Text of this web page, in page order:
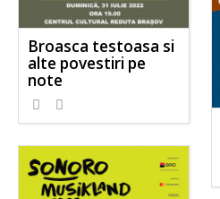
Broasca testoasa si
alte povestiri pe
note